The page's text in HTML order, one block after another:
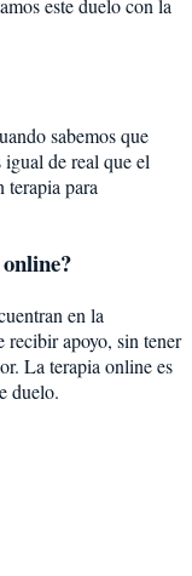
este duelo con la
sabemos que
de real que el
terapia para
en la
recibir apoyo, sin tener
La terapia online es
duelo.